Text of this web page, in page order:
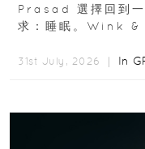
Prasad 選擇回到一
求：睡眠。Wink &
31st July, 2026 ｜ In